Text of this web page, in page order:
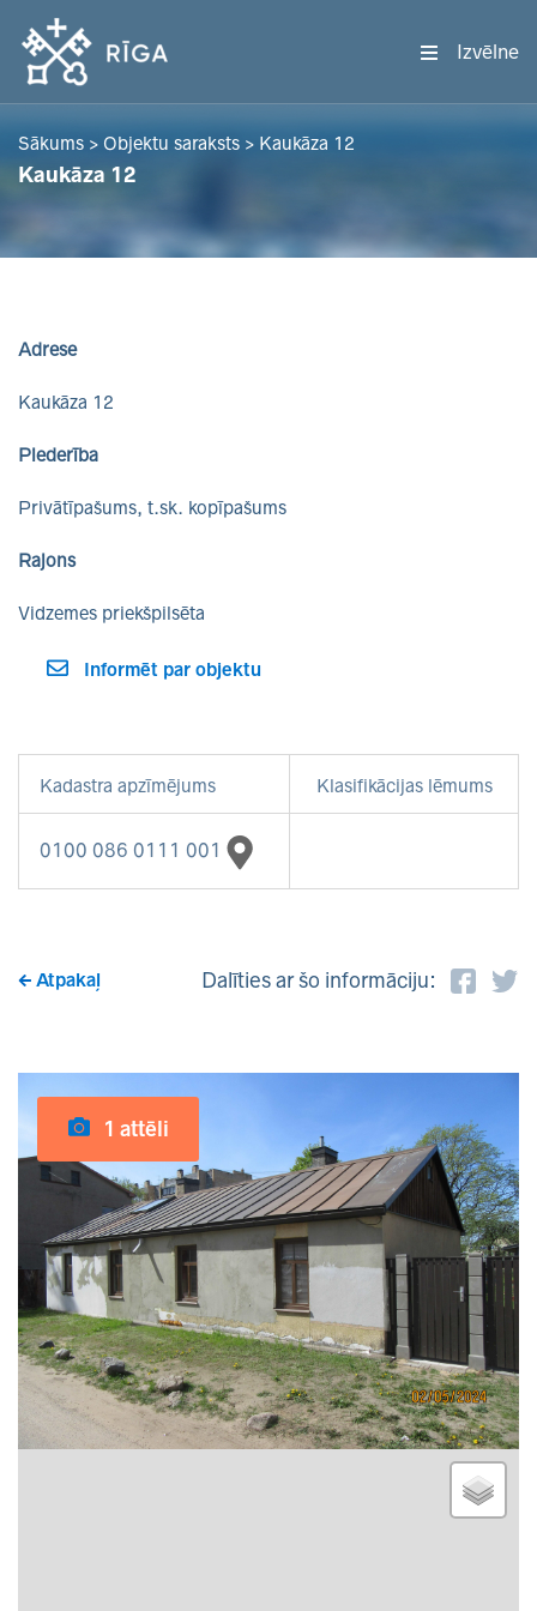
Izvēlne
Sākums > Objektu saraksts > Kaukāza 12
Kaukāza 12
Adrese
Kaukāza 12
Piederība
Privātīpašums, t.sk. kopīpašums
Rajons
Vidzemes priekšpilsēta
Informēt par objektu
Kadastra apzīmējums Klasifikācijas lēmums
0100 086 0111 001
Atpakaļ Dalīties ar šo informāciju:
1 attēli